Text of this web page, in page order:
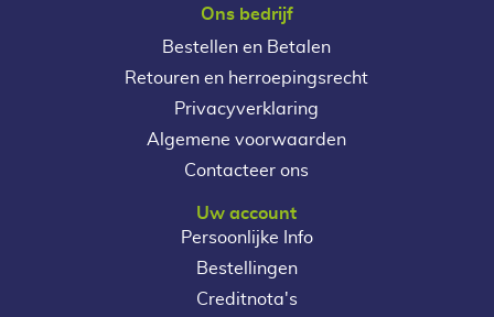
Ons bedrijf
Bestellen en Betalen
Retouren en herroepingsrecht
Privacyverklaring
Algemene voorwaarden
Contacteer ons
Uw account
Persoonlijke Info
Bestellingen
Creditnota's